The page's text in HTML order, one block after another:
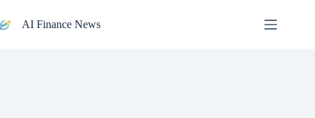
건너뛰기AI Finance News